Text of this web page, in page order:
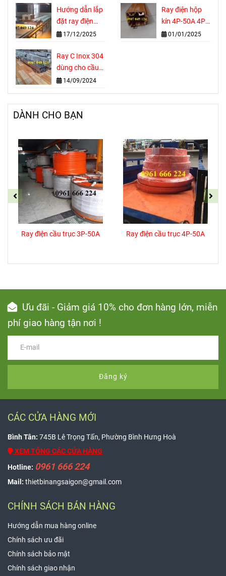
Hướng dẫn lắp
đặt ray điện
hộp kín 3P 4P
17/12/2025
Ray điện hộp
kín 4P-50A 4P-
75A là gì?
01/01/2025
Ray C Inox 304
dùng cho cầu
trục
14/09/2024
DÀNH CHO BẠN
Ray điện cầu trục 3P-50A Ray điện cầu trục 4P-50A
Ưu đãi - Giảm giá 10% cho đơn hàng lớn, miễn
phí giao hàng tận nơi !
Đăng ký
CÁC CỬA HÀNG MỚI
Bình Tân: 745B Lê Trọng Tấn, Phường Bình Hưng Hoà
XEM TỔNG CÁC CỬA HÀNG
Hotline: 0961 666 224
Mail: thietbinangsaigon@gmail.com
CHÍNH SÁCH BÁN HÀNG
Hướng dẫn mua hàng online
Chính sách ưu đãi
Chính sách bảo mật
Chính sách giao nhận